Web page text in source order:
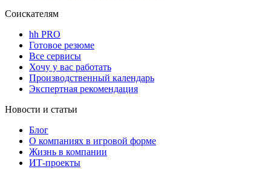
Соискателям
hh PRO
Готовое резюме
Все сервисы
Хочу у вас работать
Производственный календарь
Экспертная рекомендация
Новости и статьи
Блог
О компаниях в игровой форме
Жизнь в компании
ИТ-проекты